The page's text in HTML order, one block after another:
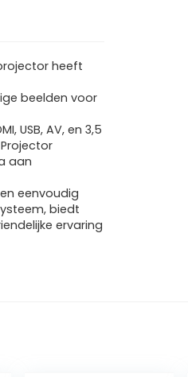
heeft
beelden voor
USB, AV, en 3,5
aan
eenvoudig
biedt
ervaring